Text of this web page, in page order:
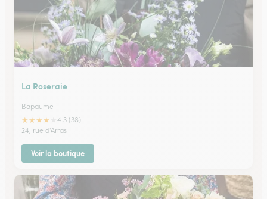
La Roseraie
Bapaume
★★★★
4.3 (38)
24, rue d'Arras
Voir la boutique